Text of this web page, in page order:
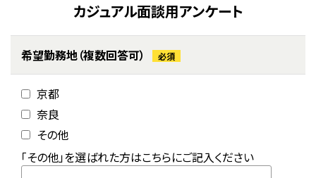
カジュアル面談用アンケート
希望勤務地（複数回答可） 必須
京都
奈良
その他
「その他」を選ばれた方はこちらにご記入ください